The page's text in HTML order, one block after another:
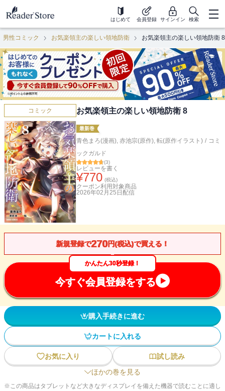
はじめて 会員登録 サインイン 検索
男性コミック お気楽領主の楽しい領地防衛 お気楽領主の楽しい領地防衛 8
コミック お気楽領主の楽しい領地防衛 8
最新巻
青色まろ(漫画), 赤池宗(原作), 転(原作イラスト) / コミ
ックガルド
(3)
レビューを書く
¥770 (税込)
クーポン利用対象商品
2026年02月25日 配信
新規登録で270円(税込)で買える！
かんたん30秒登録！
今すぐ会員登録をする
購入手続きに進む
カートに入れる
お気に入り
試し読み
ほかの巻を見る
※この商品はタブレットなど大きなディスプレイを備えた機器で読むことに適し